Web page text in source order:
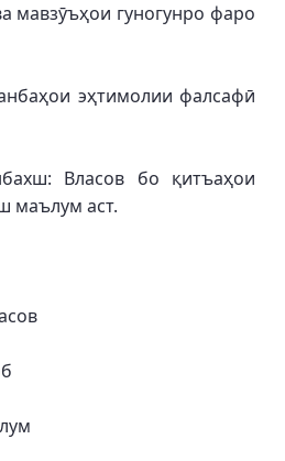
мавзӯъҳои гуногунро фаро
эҳтимолии фалсафӣ
Власов бо қитъаҳои
маълум аст.